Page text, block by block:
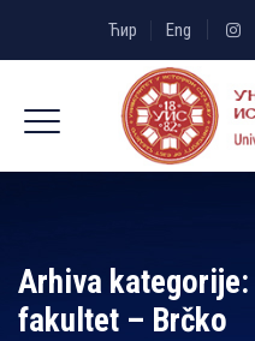
Ћир Eng
Arhiva kategorije:
fakultet – Brčko